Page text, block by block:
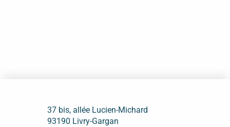
37 bis, allée Lucien-Michard
93190 Livry-Gargan